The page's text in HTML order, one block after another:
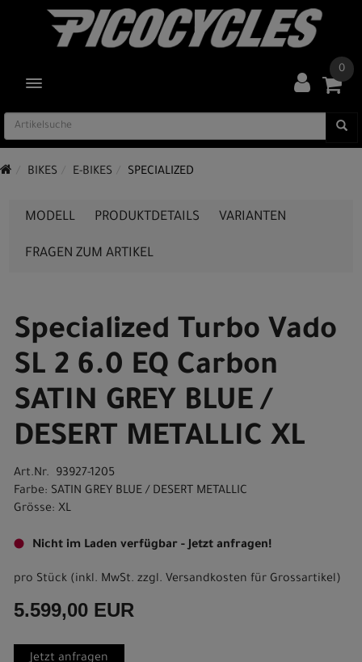
TOGGLE NAVIGATION
0
BIKES E-BIKES SPECIALIZED
MODELL PRODUKTDETAILS VARIANTEN
FRAGEN ZUM ARTIKEL
Specialized Turbo Vado
SL 2 6.0 EQ Carbon
SATIN GREY BLUE /
DESERT METALLIC XL
Art.Nr. 93927-1205
Farbe: SATIN GREY BLUE / DESERT METALLIC
Grösse: XL
Nicht im Laden verfügbar - Jetzt anfragen!
pro Stück (inkl. MwSt. zzgl. Versandkosten für Grossartikel)
5.599,00 EUR
Jetzt anfragen